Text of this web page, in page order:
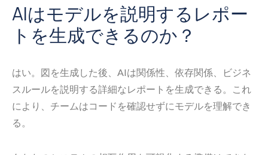
AIはモデルを説明するレポー
トを生成できるのか？
はい。図を生成した後、AIは関係性、依存関係、ビジネ
スルールを説明する詳細なレポートを生成できる。これ
により、チームはコードを確認せずにモデルを理解でき
る。